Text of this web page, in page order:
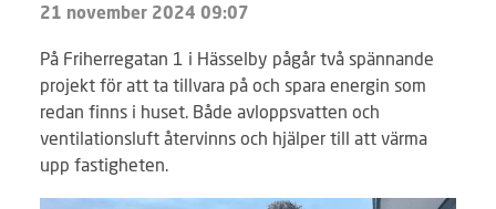
21 november 2024 09:07
På Friherregatan 1 i Hässelby pågår två spännande
projekt för att ta tillvara på och spara energin som
redan finns i huset. Både avloppsvatten och
ventilationsluft återvinns och hjälper till att värma
upp fastigheten.